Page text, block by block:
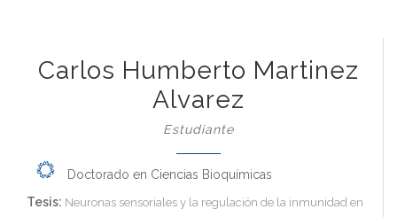
Carlos Humberto Martinez
Alvarez
Estudiante
Doctorado en Ciencias Bioquímicas
Tesis: Neuronas sensoriales y la regulación de la inmunidad en